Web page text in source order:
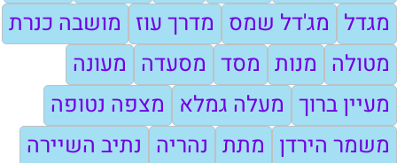
מגדל מג'דל שמס מדרך עוז מושבה כנרת
מטולה מנות מסד מסעדה מעונה
מעיין ברוך מעלה גמלא מצפה נטופה
משמר הירדן מתת נהריה נתיב השיירה